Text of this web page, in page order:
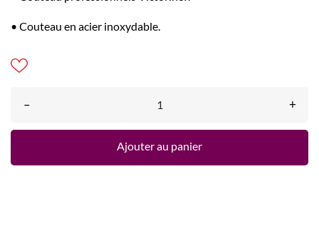
• Couteau en acier inoxydable.
– +
Ajouter au panier